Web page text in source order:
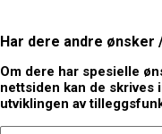
Har dere andre ønsker
Om dere har spesielle
nettsiden kan de skrives
utviklingen av